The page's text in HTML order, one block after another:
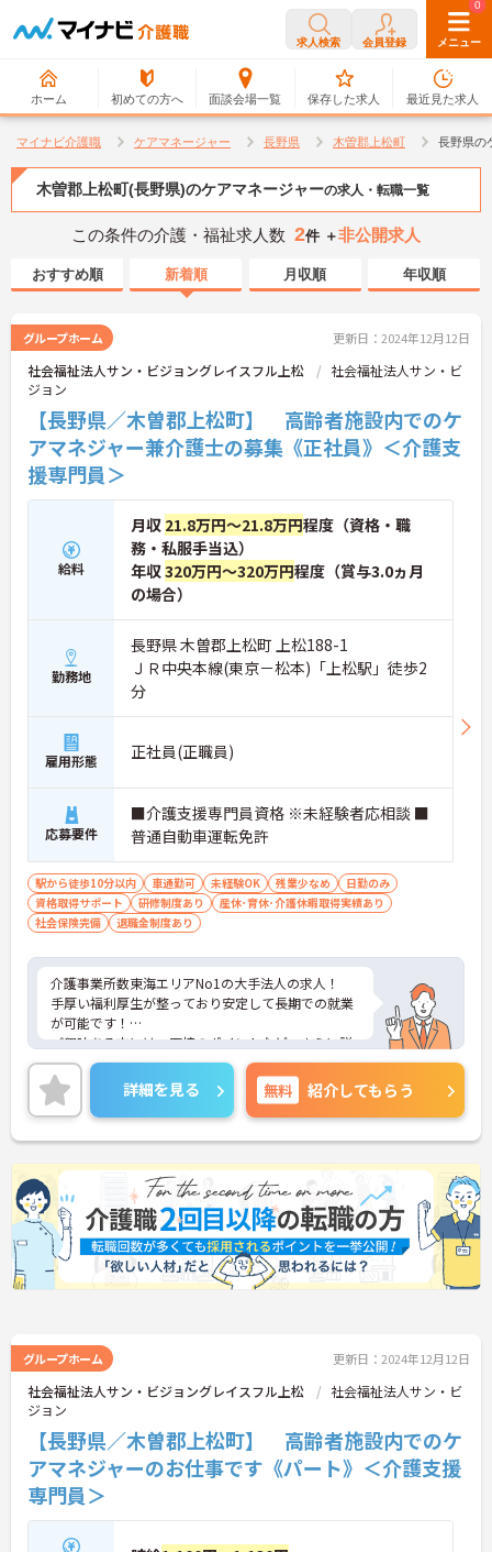
求人検索 会員登録 メニュー
ホーム 初めての方へ 面談会場一覧
0
保存した求人
0
最近見た求人
マイナビ介護職 ケアマネージャー 長野県 木曽郡上松町 長野県の
木曽郡上松町(長野県)のケアマネージャーの求人・転職一覧
この条件の介護・福祉求人数 2件 ＋非公開求人
おすすめ順 新着順 月収順 年収順
グループホーム 更新日：2024年12月12日
社会福祉法人サン・ビジョングレイスフル上松
社会福祉法人サン・ビ
ジョン
【長野県／木曽郡上松町】 高齢者施設内でのケ
アマネジャー兼介護士の募集《正社員》＜介護支
援専門員＞
給料
月収 21.8万円～21.8万円程度（資格・職
務・私服手当込）
年収320万円～320万円程度（賞与3.0ヵ月
の場合）
勤務地
長野県 木曽郡上松町 上松188-1
ＪＲ中央本線(東京－松本)「上松駅」徒歩2
分
雇用形態 正社員(正職員)
応募要件
■介護支援専門員資格 ※未経験者応相談 ■
普通自動車運転免許
駅から徒歩10分以内 車通勤可 未経験OK 残業少なめ
日勤のみ
資格取得サポート
研修制度あり
産休･育休･介護休暇取得実績あり
社会保険完備
退職金制度あり
介護事業所数東海エリアNo1の大手法人の求人！
手厚い福利厚生が整っており安定して長期での就業
が可能です！
ご興味ある方には、面接のポイントなど、さらに詳
細をお話致しますのでお気軽にご相談ください。
詳細を見る 無料 紹介してもらう
グループホーム 更新日：2024年12月12日
社会福祉法人サン・ビジョングレイスフル上松
社会福祉法人サン・ビ
ジョン
【長野県／木曽郡上松町】 高齢者施設内でのケ
アマネジャーのお仕事です《パート》＜介護支援
専門員＞